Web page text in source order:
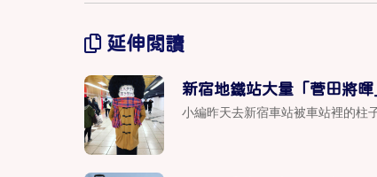
延伸閱讀
新宿地鐵站大量「菅田將暉
小編昨天去新宿車站被車站裡的柱